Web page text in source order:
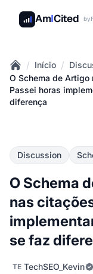
AmICited by
Home
/ Início /
O Schema de Artigo
Passei horas
diferença
Discussion
O Schema
nas
se faz
TE TechSEO_Kevin